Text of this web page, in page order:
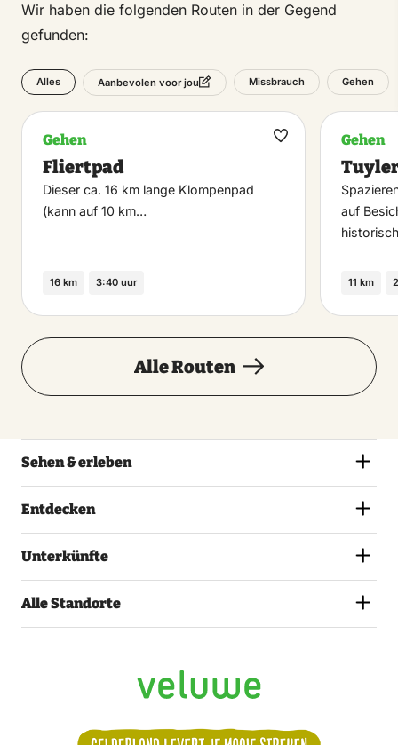
Wir haben die folgenden Routen in der Gegend
gefunden:
Alles Aanbevolen voor jou Missbrauch Gehen
Gehen
Fliertpad
Dieser ca. 16 km lange Klompenpad
(kann auf 10 km…
16 km 3:40 uur
Maak
Gehen
auf
11 km
Alle Routen
Sehen & erleben
Entdecken
Unterkünfte
Alle Standorte